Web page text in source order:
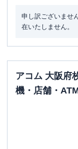
申し訳ございませ
在いたしません。
アコム 大阪府
機・店舗・